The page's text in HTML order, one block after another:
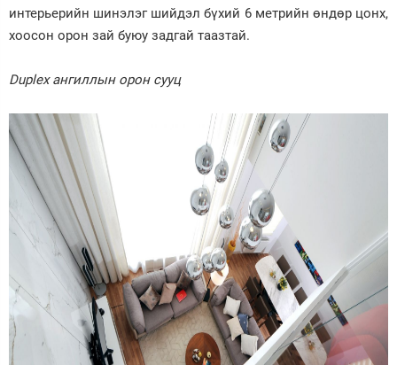
интерьерийн шинэлэг шийдэл бүхий 6 метрийн өндөр цонх,
хоосон орон зай буюу задгай таазтай.
Duplex ангиллын орон сууц